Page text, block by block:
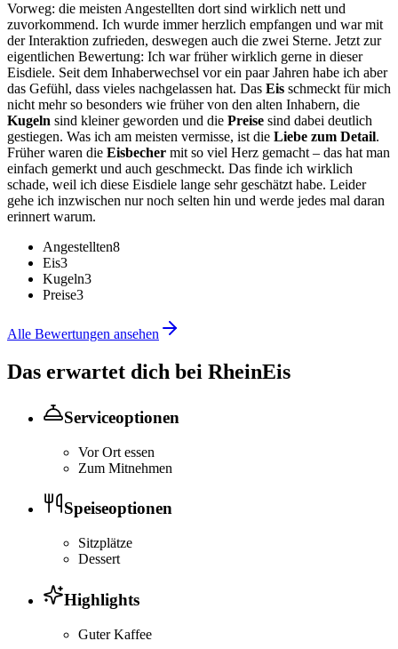
Vorweg: die meisten Angestellten dort sind wirklich nett und
zuvorkommend. Ich wurde immer herzlich empfangen und war mit
der Interaktion zufrieden, deswegen auch die zwei Sterne. Jetzt zur
eigentlichen Bewertung: Ich war früher wirklich gerne in dieser
Eisdiele. Seit dem Inhaberwechsel vor ein paar Jahren habe ich aber
das Gefühl, dass vieles nachgelassen hat. Das Eis schmeckt für mich
nicht mehr so besonders wie früher von den alten Inhabern, die
Kugeln sind kleiner geworden und die Preise sind dabei deutlich
gestiegen. Was ich am meisten vermisse, ist die Liebe zum Detail.
Früher waren die Eisbecher mit so viel Herz gemacht – das hat man
einfach gemerkt und auch geschmeckt. Das finde ich wirklich
schade, weil ich diese Eisdiele lange sehr geschätzt habe. Leider
gehe ich inzwischen nur noch selten hin und werde jedes mal daran
erinnert warum.
Angestellten8
Eis3
Kugeln3
Preise3
Alle Bewertungen ansehen
Das erwartet dich bei RheinEis
Serviceoptionen
Vor Ort essen
Zum Mitnehmen
Speiseoptionen
Sitzplätze
Dessert
Highlights
Guter Kaffee